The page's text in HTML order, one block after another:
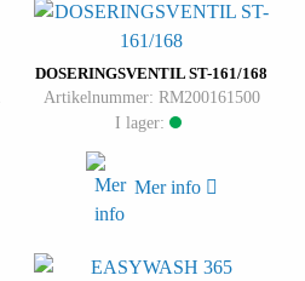
DOSERINGSVENTIL ST-161/168
Artikelnummer: RM200161500
I lager:
Mer info